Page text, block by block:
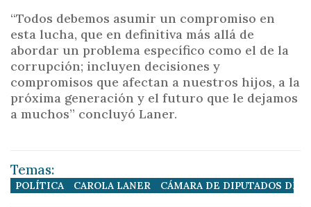
“Todos debemos asumir un compromiso en
esta lucha, que en definitiva más allá de
abordar un problema específico como el de la
corrupción; incluyen decisiones y
compromisos que afectan a nuestros hijos, a la
próxima generación y el futuro que le dejamos
a muchos” concluyó Laner.
Temas:
POLÍTICA CAROLA LANER CÁMARA DE DIPUTADOS DE